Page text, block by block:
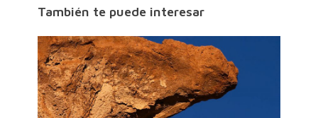
También te puede interesar